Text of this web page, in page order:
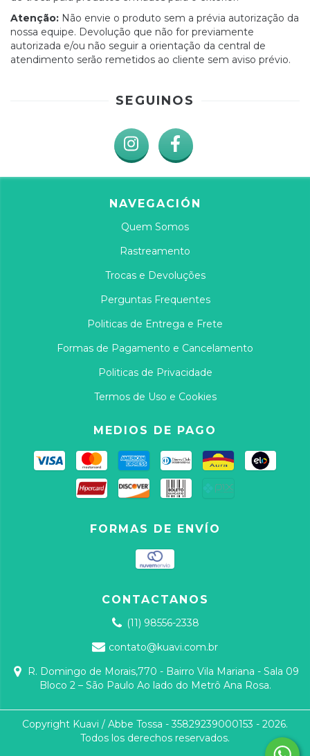
Atenção: Não envie o produto sem a prévia autorização da
nossa equipe. Devolução que não for previamente
autorizada e/ou não seguir a orientação da central de
atendimento serão remetidos ao cliente sem aviso prévio.
SEGUINOS
NAVEGACIÓN
Quem Somos
Rastreamento
Trocas e Devoluções
Perguntas Frequentes
Politicas de Entrega e Frete
Formas de Pagamento e Cancelamento
Politicas de Privacidade
Termos de Uso e Cookies
MEDIOS DE PAGO
FORMAS DE ENVÍO
CONTACTANOS
(11) 98556-2338
contato@kuavi.com.br
R. Domingo de Morais,770 - Bairro Vila Mariana - Sala 09
Bloco 2 – São Paulo Ao lado do Metrô Ana Rosa.
Copyright Kuavi / Abbe Tossa - 35829239000153 - 2026.
Todos los derechos reservados.